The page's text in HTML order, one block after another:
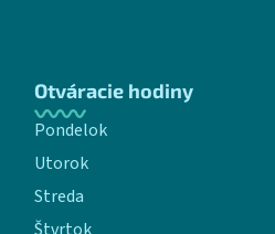
Otváracie hodiny
Pondelok
Utorok
Streda